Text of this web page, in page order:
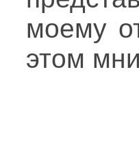
моему
этом